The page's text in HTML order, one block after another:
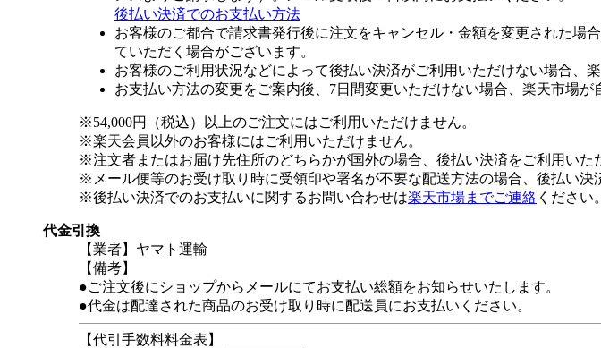
後払い決済でのお支払い方法
お客様のご都合で請求書発行後に注文をキャンセル・金額を変更された
ていただく場合がございます。
お客様のご利用状況などによって後払い決済がご利用いただけない場合、
お支払い方法の変更をご案内後、7日間変更いただけない場合、楽天市場が
※54,000円（税込）以上のご注文にはご利用いただけません。
※楽天会員以外のお客様にはご利用いただけません。
※注文者またはお届け先住所のどちらかが国外の場合、後払い決済をご利用いた
※メール便等のお受け取り時に受領印や署名が不要な配送方法の場合、後払い決
※後払い決済でのお支払いに関するお問い合わせは楽天市場までご連絡 ください。
代金引換
【業者】ヤマト運輸
【備考】
●ご注文後にショップからメールにてお支払い総額をお知らせいたします。
●代金は配達された商品のお受け取り時に配送員にお支払いください。
【代引手数料料金表】